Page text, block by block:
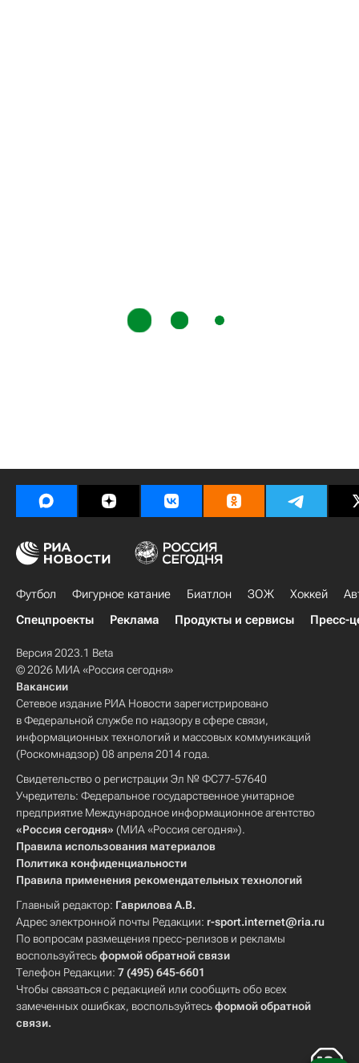
Футбол Фигурное катание Биатлон ЗОЖ Хоккей
Спецпроекты
Реклама Продукты и сервисы Пресс-
Версия 2023.1 Beta
© 2026 МИА «Россия сегодня»
Вакансии
Сетевое издание РИА Новости зарегистрировано
в Федеральной службе по надзору в сфере связи,
информационных технологий и массовых коммуникаций
(Роскомнадзор) 08 апреля 2014 года.
Свидетельство о регистрации Эл № ФС77-57640
Учредитель: Федеральное государственное унитарное
предприятие Международное информационное агентство
«Россия сегодня» (МИА «Россия сегодня»).
Правила использования материалов
Политика конфиденциальности
Правила применения рекомендательных технологий
Главный редактор: Гаврилова А.В.
Адрес электронной почты Редакции: r-sport.internet@ria.ru
По вопросам размещения пресс-релизов и рекламы
воспользуйтесьформой обратной связи
Телефон Редакции: 7 (495) 645-6601
Чтобы связаться с редакцией или сообщить обо всех
замеченных ошибках, воспользуйтесьформой обратной
связи.